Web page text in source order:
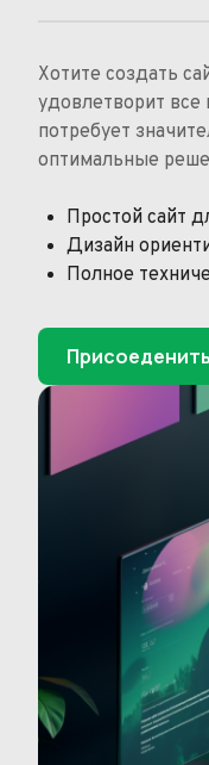
Хотите создать
удовлетворит
потребует
оптимальные
Простой сайт
Дизайн
Полное